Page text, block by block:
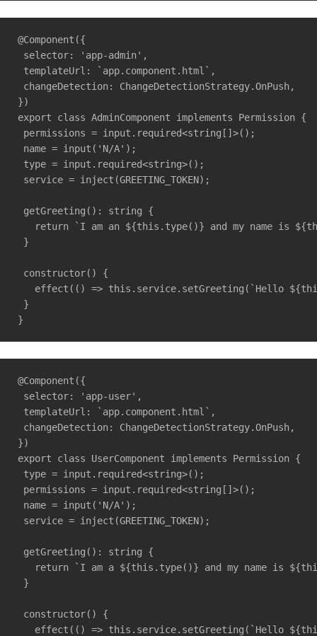
@Component({
selector: 'app-admin',
templateUrl: `app.component.html`,
changeDetection: ChangeDetectionStrategy.OnPush,
})
export class AdminComponent implements Permission {
permissions = input.required<string[]>();
name = input('N/A');
type = input.required<string>();
service = inject(GREETING_TOKEN);
getGreeting(): string {
return `I am an ${this.type()} and my name is
}
constructor() {
effect(() => this.service.setGreeting(`Hello
}
}
@Component({
selector: 'app-user',
templateUrl: `app.component.html`,
changeDetection: ChangeDetectionStrategy.OnPush,
})
export class UserComponent implements Permission {
type = input.required<string>();
permissions = input.required<string[]>();
name = input('N/A');
service = inject(GREETING_TOKEN);
getGreeting(): string {
return `I am a ${this.type()} and my name is
}
constructor() {
effect(() => this.service.setGreeting(`Hello